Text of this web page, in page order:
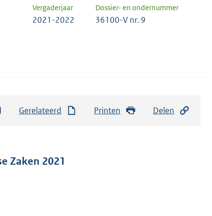
Vergaderjaar Dossier- en ondernummer
2021-2022 36100-V nr. 9
Gerelateerd Printen Delen
Zaken 2021